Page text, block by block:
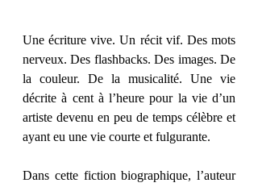
Une écriture vive. Un récit vif. Des mots
nerveux. Des flashbacks. Des images. De
la couleur. De la musicalité. Une vie
décrite à cent à l’heure pour la vie d’un
artiste devenu en peu de temps célèbre et
ayant eu une vie courte et fulgurante.
Dans cette fiction biographique, l’auteur